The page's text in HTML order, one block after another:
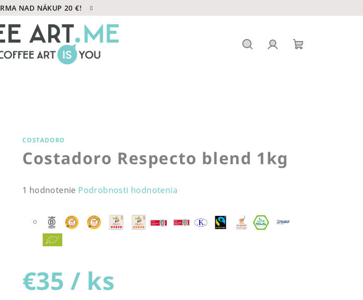
NAD NÁKUP 20 €!
COSTADORO
Costadoro Respecto blend 1kg
Priemerné
produktu
hviezdičiek.
1 hodnotenie Podrobnosti hodnotenia
€35 / ks